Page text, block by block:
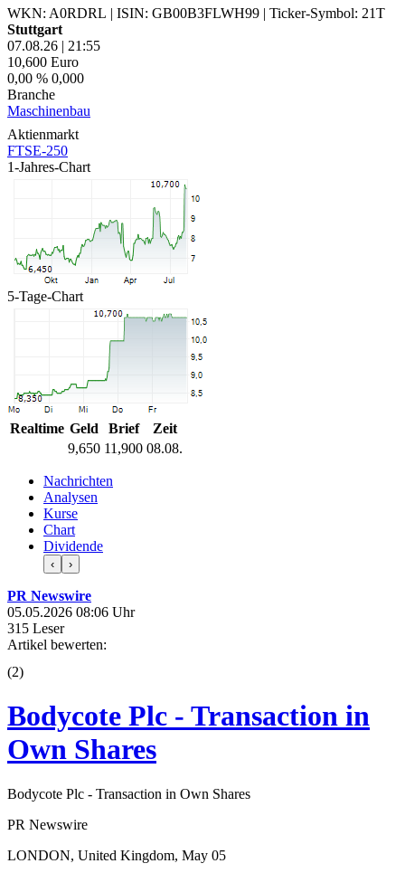
WKN: A0RDRL | ISIN: GB00B3FLWH99 | Ticker-Symbol: 21T
Stuttgart
07.08.26 | 21:55
10,600 Euro
0,00 % 0,000
Branche
Maschinenbau
Aktienmarkt
FTSE-250
1-Jahres-Chart
5-Tage-Chart
Realtime Geld Brief
Zeit
9,650 11,900 08.08.
Nachrichten
Analysen
Kurse
Chart
Dividende
‹ ›
PR Newswire
05.05.2026 08:06 Uhr
315 Leser
Artikel bewerten:
(2)
Bodycote Plc - Transaction in
Own Shares
Bodycote Plc - Transaction in Own Shares
PR Newswire
LONDON, United Kingdom, May 05